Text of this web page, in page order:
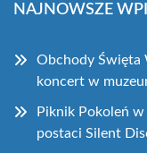
NAJNOWSZE
Obchody Święta
koncert w
Piknik Pokoleń w
postaci Silent